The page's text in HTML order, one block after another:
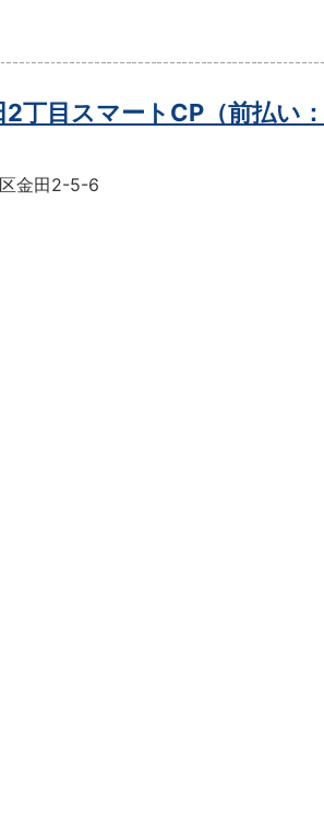
2丁目スマートCP（前払い
金田2-5-6